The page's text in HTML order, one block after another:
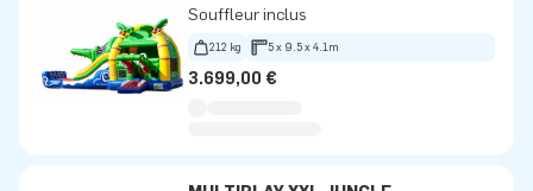
Souffleur inclus
212 kg 5 x 9.5 x 4.1m
3.699,00 €